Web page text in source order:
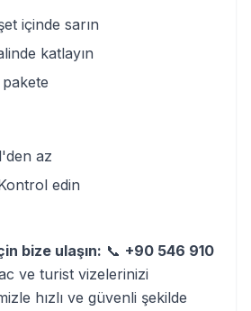
içinde sarın
katlayın
az
edin
bize ulaşın: 📞 +90 546 910
ve turist vizelerinizi
hızlı ve güvenli şekilde